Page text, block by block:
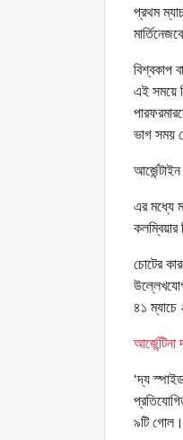
প্রথম
বিশ্বকাপ
এই সময়ে
ভাগ সময়
এর মধ্যে
চোটের
৪১
‘দ্য
৯টি গোল।